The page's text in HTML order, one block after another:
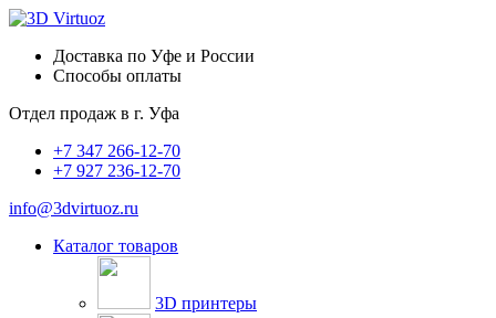
Доставка по Уфе и России
Способы оплаты
Отдел продаж в г. Уфа
+7 347 266-12-70
+7 927 236-12-70
info@3dvirtuoz.ru
Каталог товаров
3D принтеры